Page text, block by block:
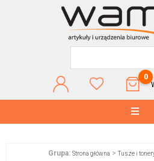
0
Grupa: Strona główna >Tusze i